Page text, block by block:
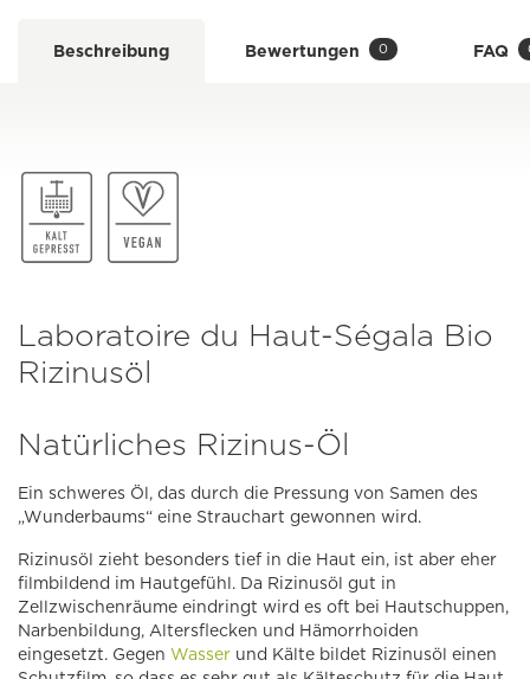
Beschreibung Bewertungen 0 FAQ
Laboratoire du Haut-Ségala Bio
Rizinusöl
Natürliches Rizinus-Öl
Ein schweres Öl, das durch die Pressung von Samen des
„Wunderbaums“ eine Strauchart gewonnen wird.
Rizinusöl zieht besonders tief in die Haut ein, ist aber eher
filmbildend im Hautgefühl. Da Rizinusöl gut in
Zellzwischenräume eindringt wird es oft bei Hautschuppen,
Narbenbildung, Altersflecken und Hämorrhoiden
eingesetzt. Gegen Wasser und Kälte bildet Rizinusöl einen